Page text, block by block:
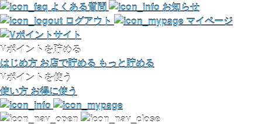
よくある質問
お知らせ
ログアウト
マイページ
Vポイントを貯める
はじめ方 お店で貯める もっと貯める
Vポイントを使う
使い方 お得に使う